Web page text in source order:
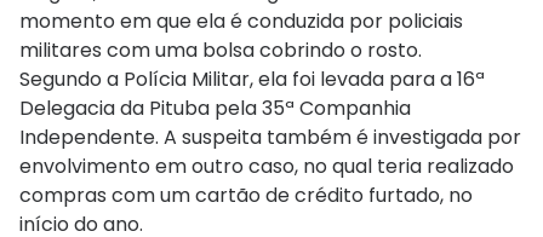
momento em que ela é conduzida por policiais
militares com uma bolsa cobrindo o rosto.
Segundo a Polícia Militar, ela foi levada para a 16ª
Delegacia da Pituba pela 35ª Companhia
Independente. A suspeita também é investigada por
envolvimento em outro caso, no qual teria realizado
compras com um cartão de crédito furtado, no
início do ano.